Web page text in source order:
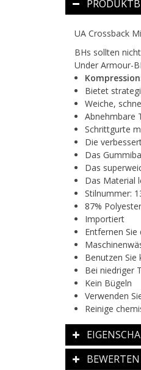
UA Crossback
BHs sollten
Under Armour-
Bietet
Weiche,
Abnehmbare
Schrittgurte
Die
Das
Das
Das Material
Stilnummer:
87%
Importiert
Entfernen
Benutzen Sie
Bei niedriger
Kein Bügeln
Verwenden
Reinige
BEWERTEN